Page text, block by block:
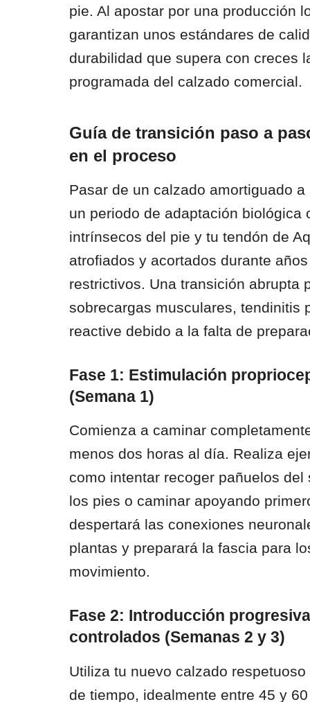
pie. Al apostar por una producción
garantizan unos estándares de
durabilidad que supera con creces
programada del calzado comercial.
Guía de transición paso a
en el proceso
Pasar de un calzado amortiguado
un periodo de adaptación biológica
intrínsecos del pie y tu tendón de
atrofiados y acortados durante
restrictivos. Una transición abrupta
sobrecargas musculares, tendinitis
reactive debido a la falta de
Fase 1: Estimulación
(Semana 1)
Comienza a caminar
menos dos horas al día. Realiza
como intentar recoger pañuelos
los pies o caminar apoyando
despertará las conexiones
plantas y preparará la fascia para
movimiento.
Fase 2: Introducción
controlados (Semanas 2 y 3)
Utiliza tu nuevo calzado
de tiempo, idealmente entre 45 y